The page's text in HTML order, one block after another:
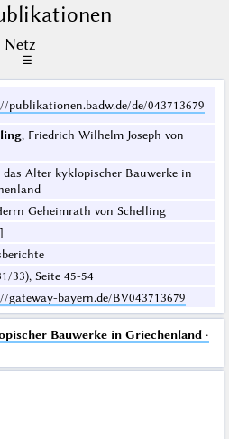
☰
publikationen.badw.de/de/043713679
, Friedrich Wilhelm Joseph von
das Alter kyklopischer Bauwerke in
Geheimrath von Schelling
33), Seite 45-54
gateway-bayern.de/BV043713679
Bauwerke in Griechenland·